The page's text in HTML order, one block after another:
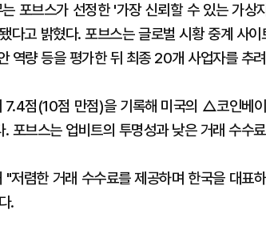
포브스가 선정한 '가장 신뢰할 수 있는 가
다고 밝혔다. 포브스는 글로벌 시황 중계 사
역량 등을 평가한 뒤 최종 20개 사업자를 추
7.4점(10점 만점)을 기록해 미국의 △코인
포브스는 업비트의 투명성과 낮은 거래 수수
"저렴한 거래 수수료를 제공하며 한국을 대표
.